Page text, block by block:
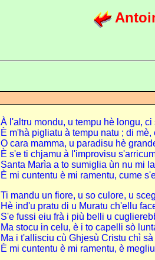
À l'altru mondu, u tempu hè longu, ci
È m'hà pigliatu à tempu natu ; di mè,
O cara mamma, u paradisu hè
È s'e ti chjamu à l'improvisu
Santa Marìa a to sumiglia ùn nu mi
È mi cuntentu è mi ramentu, cume
Ti mandu un fiore, u so culore, u
Hè ind'u pratu di u Muratu ch'ellu
S'e fussi eiu frà i più belli u
Ma stocu in celu, è i to capelli sò
Ma i t'allisciu cù Ghjesù Cristu chì
È mi cuntentu è mi ramentu, è